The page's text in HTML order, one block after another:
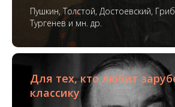
Пушкин, Толстой, Достоевский,
Тургенев и мн. др.
Для тех, кто любит
классику